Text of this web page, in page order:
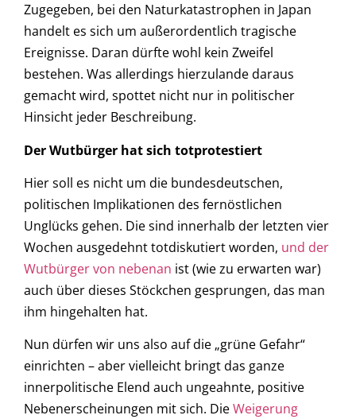
Zugegeben, bei den Naturkatastrophen in Japan
handelt es sich um außerordentlich tragische
Ereignisse. Daran dürfte wohl kein Zweifel
bestehen. Was allerdings hierzulande daraus
gemacht wird, spottet nicht nur in politischer
Hinsicht jeder Beschreibung.
Der Wutbürger hat sich totprotestiert
Hier soll es nicht um die bundesdeutschen,
politischen Implikationen des fernöstlichen
Unglücks gehen. Die sind innerhalb der letzten vier
Wochen ausgedehnt totdiskutiert worden, und der
Wutbürger von nebenan ist (wie zu erwarten war)
auch über dieses Stöckchen gesprungen, das man
ihm hingehalten hat.
Nun dürfen wir uns also auf die „grüne Gefahr“
einrichten – aber vielleicht bringt das ganze
innerpolitische Elend auch ungeahnte, positive
Nebenerscheinungen mit sich. DieWeigerung